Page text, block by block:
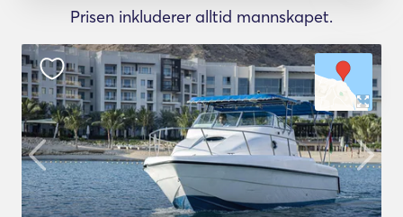
Prisen inkluderer alltid mannskapet.